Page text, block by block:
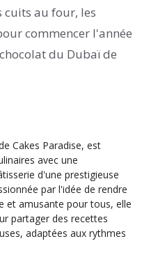
cuits au four, les
commencer l'année
du Dubaï de
Cakes Paradise, est
avec une
d'une prestigieuse
par l'idée de rendre
et amusante pour tous, elle
partager des recettes
adaptées aux rythmes